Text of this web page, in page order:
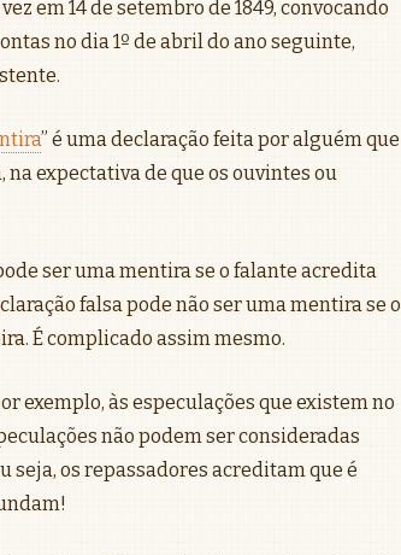
em 14 de setembro de 1849, convocando
no dia 1º de abril do ano seguinte,
” é uma declaração feita por alguém que
expectativa de que os ouvintes ou
ser uma mentira se o falante acredita
falsa pode não ser uma mentira se o
É complicado assim mesmo.
exemplo, às especulações que existem no
não podem ser consideradas
seja, os repassadores acreditam que é